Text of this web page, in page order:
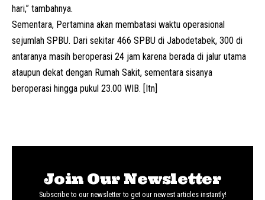
hari,” tambahnya.
Sementara, Pertamina akan membatasi waktu operasional
sejumlah SPBU. Dari sekitar 466 SPBU di Jabodetabek, 300 di
antaranya masih beroperasi 24 jam karena berada di jalur utama
ataupun dekat dengan Rumah Sakit, sementara sisanya
beroperasi hingga pukul 23.00 WIB. [Itn]
Join Our Newsletter
Subscribe to our newsletter to get our newest articles instantly!